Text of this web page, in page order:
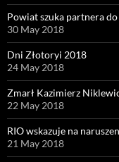
Powiat szuka partnera
30 May 2018
Dni Złotoryi 2018
24 May 2018
Zmarł Kazimierz
22 May 2018
RIO wskazuje na
21 May 2018